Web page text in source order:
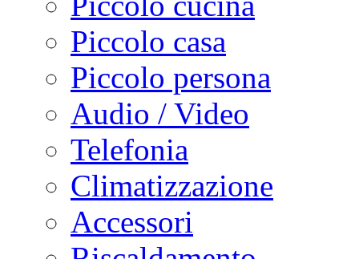
Piccolo casa
Piccolo persona
Audio / Video
Telefonia
Climatizzazione
Accessori